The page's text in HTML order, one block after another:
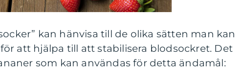
kan hänvisa till de olika sätten man kan
att hjälpa till att stabilisera blodsockret. Det
som kan användas för detta ändamål: